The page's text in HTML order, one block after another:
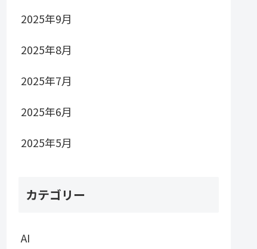
2025年9月
2025年8月
2025年7月
2025年6月
2025年5月
カテゴリー
AI